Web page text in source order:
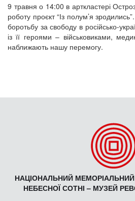
9 травня о 14:00 в арткластері
роботу проєкт “Із полум’я
боротьбу за свободу в російсько-
із її героями – військовиками,
наближають нашу перемогу.
НАЦІОНАЛЬНИЙ
НЕБЕСНОЇ СОТНІ – МУЗЕЙ